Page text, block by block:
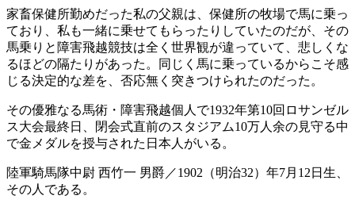
家畜保健所勤めだった私の父親は、保健所の牧場で馬に乗っ
ており、私も一緒に乗せてもらったりしていたのだが、その
馬乗りと障害飛越競技は全く世界観が違っていて、悲しくな
るほどの隔たりがあった。同じく馬に乗っているからこそ感
じる決定的な差を、否応無く突きつけられたのだった。
その優雅なる馬術・障害飛越個人で1932年第10回ロサンゼル
ス大会最終日、閉会式直前のスタジアム10万人余の見守る中
で金メダルを授与された日本人がいる。
陸軍騎馬隊中尉 西竹一 男爵／1902（明治32）年7月12日生、
その人である。